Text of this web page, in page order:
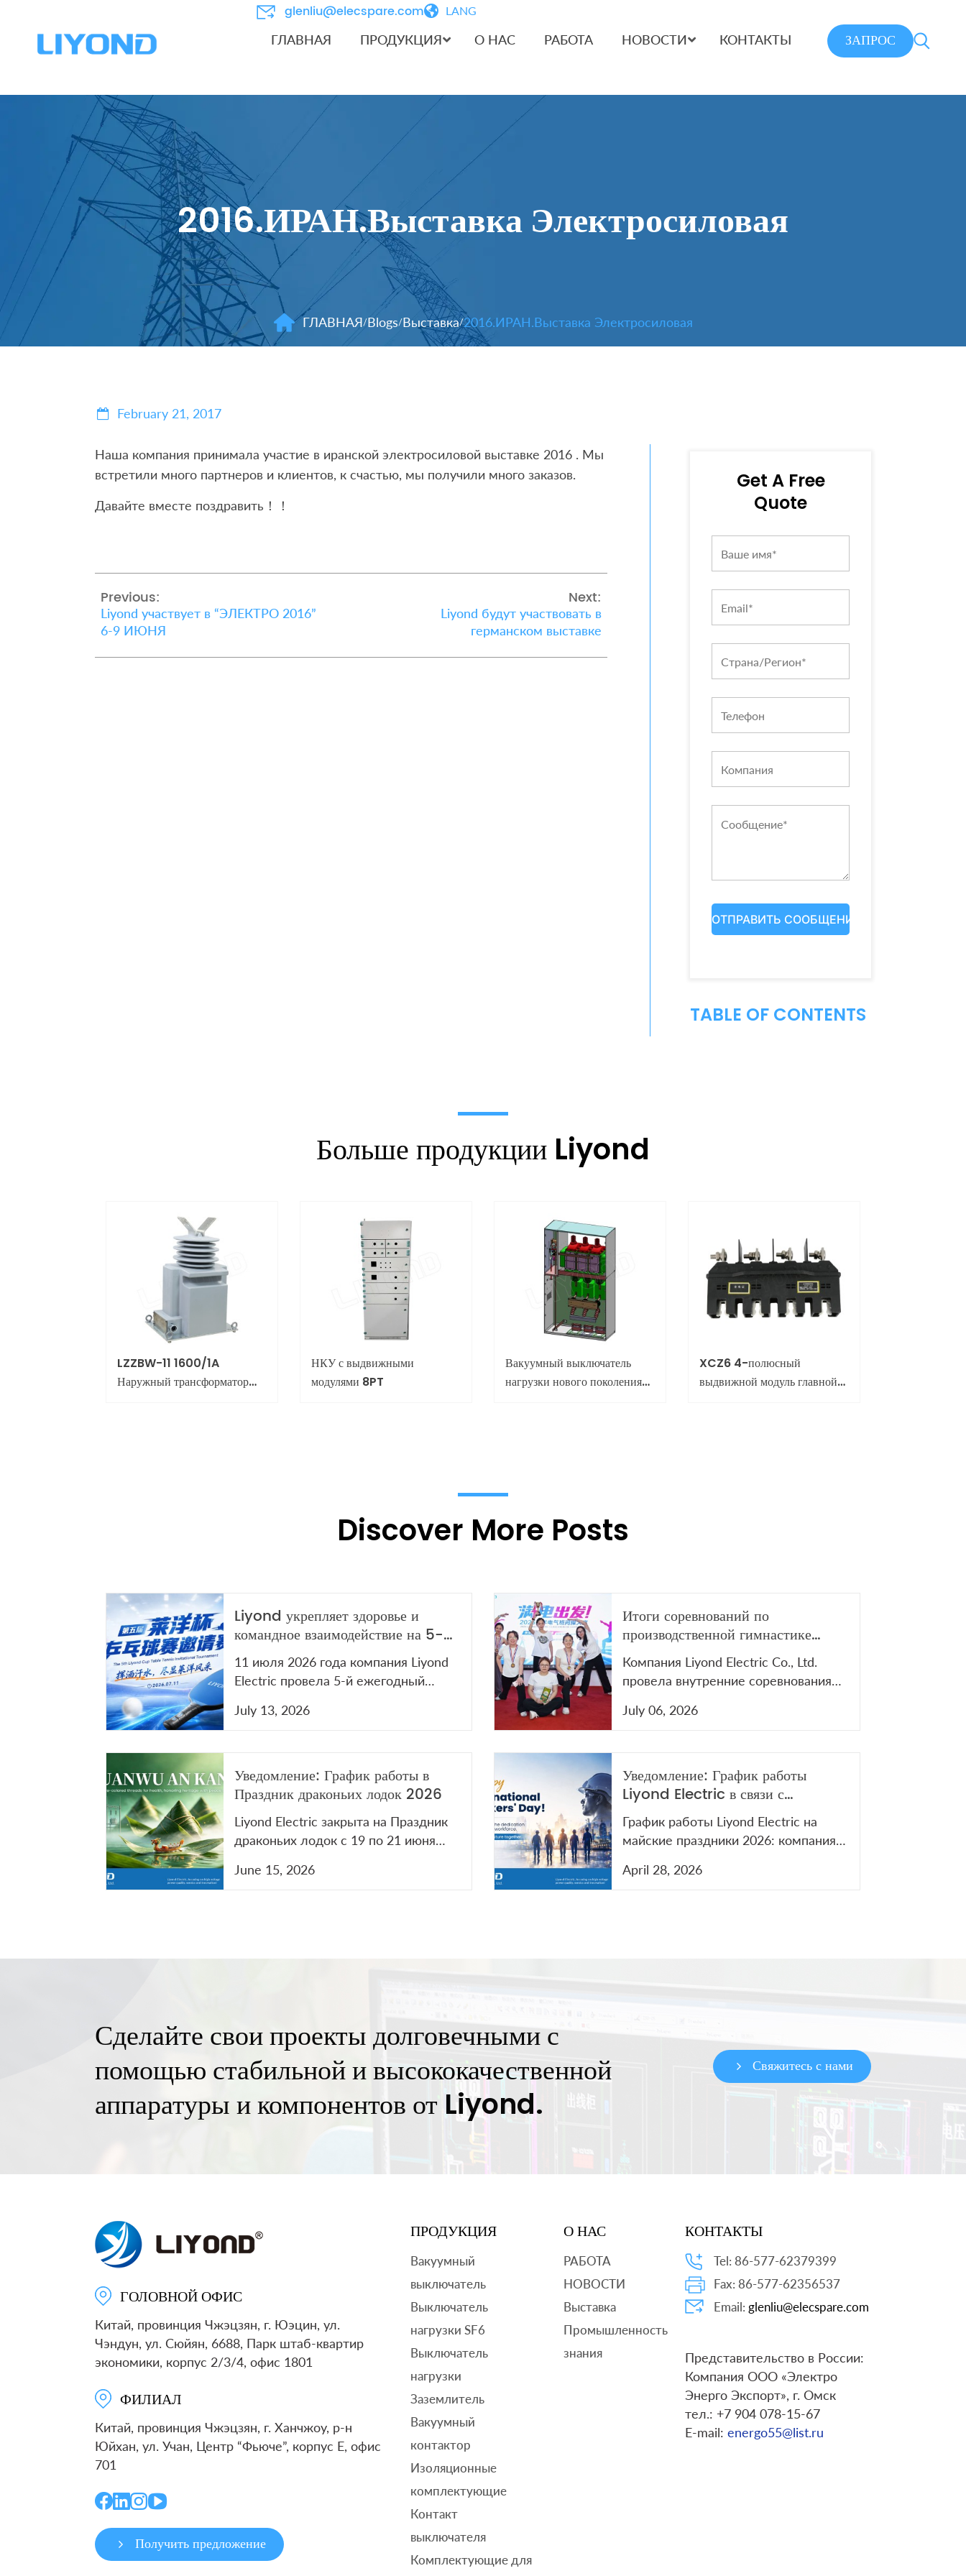
glenliu@elecspare.com LANG
ГЛАВНАЯ ПРОДУКЦИЯ О НАС РАБОТА НОВОСТИ КОНТАКТЫ ЗАПРОС
2016.ИРАН.Выставка Электросиловая
ГЛАВНАЯ/Blogs/Выставка/2016.ИРАН.Выставка Электросиловая
February 21, 2017
Наша компания принимала участие в иранской электросиловой выставке 2016 . Мы
встретили много партнеров и клиентов, к счастью, мы получили много заказов.
Давайте вместе поздравить！！
Previous:
Liyond участвует в “ЭЛЕКТРО 2016”
6-9 ИЮНЯ
Next:
Liyond будут участвовать в
германском выставке
Get A Free
Quote
TABLE OF CONTENTS
Больше продукции Liyond
LZZBW-11 1600/1A
Наружный трансформатор
НКУ с выдвижными
модулями 8PT
Вакуумный выключатель
нагрузки нового поколения
XCZ6 4-полюсный
выдвижной модуль главной
Discover More Posts
Liyond укрепляет здоровье и
командное взаимодействие на 5-м
ежегодном турнире по настольному
теннису
11 июля 2026 года компания Liyond
Electric провела 5-й ежегодный
Мероприятие сплотило команду и
нашем YouTube-канале!
July 13, 2026
Итоги соревнований по
производственной гимнастике
Liyond Electric 2026
Компания Liyond Electric Co., Ltd.
провела внутренние соревнования
2026 для поддержания здоровья
July 06, 2026
Уведомление: График работы в
Праздник драконьих лодок 2026
Liyond Electric закрыта на Праздник
драконьих лодок с 19 по 21 июня
VCB/LBS пишите на
June 15, 2026
Уведомление: График работы
Liyond Electric в связи с
празднованием 1 Мая 2026 года
График работы Liyond Electric на
майские праздники 2026: компания
возобновим работу 6 мая. В период
April 28, 2026
Сделайте свои проекты долговечными с
помощью стабильной и высококачественной
аппаратуры и компонентов от Liyond.
Свяжитесь с нами
ГОЛОВНОЙ ОФИС
Китай, провинция Чжэцзян, г. Юэцин, ул.
Чэндун, ул. Сюйян, 6688, Парк штаб-квартир
экономики, корпус 2/3/4, офис 1801
ФИЛИАЛ
Китай, провинция Чжэцзян, г. Ханчжоу, р-н
Юйхан, ул. Учан, Центр “Фьюче”, корпус E, офис
701
Получить предложение
ПРОДУКЦИЯ
Вакуумный
выключатель
Выключатель
нагрузки SF6
Выключатель
нагрузки
Заземлитель
Вакуумный
контактор
Изоляционные
комплектующие
Контакт
выключателя
Комплектующие для
О НАС
РАБОТА
НОВОСТИ
Выставка
Промышленность
знания
КОНТАКТЫ
Tel: 86-577-62379399
Fax: 86-577-62356537
Email: glenliu@elecspare.com
Представительство в России:
Компания ООО «Электро
Энерго Экспорт», г. Омск
тел.: +7 904 078-15-67
E-mail: energo55@list.ru